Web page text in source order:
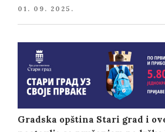
POSTED
01. 09. 2025.
Gradska opština Stari grad i